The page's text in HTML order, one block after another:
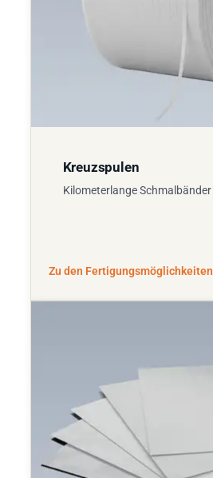
Kreuzspulen
Kilometerlange Schmalbänder
Zu den Fertigungsmöglichkeiten